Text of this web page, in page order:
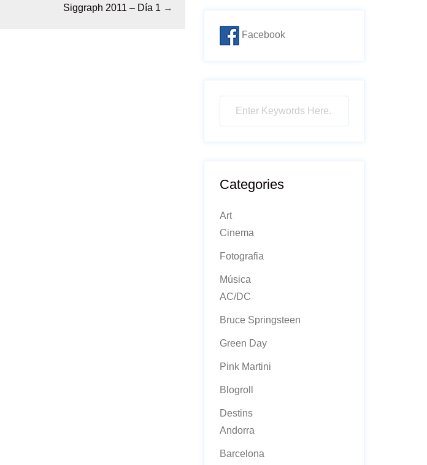
Siggraph 2011 – Día 1 →
Facebook
Categories
Art
Cinema
Fotografia
Música
AC/DC
Bruce Springsteen
Green Day
Pink Martini
Blogroll
Destins
Andorra
Barcelona